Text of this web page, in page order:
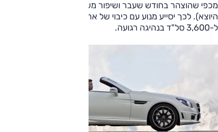
ל-3,600 סל"ד בנהיגה רגועה.